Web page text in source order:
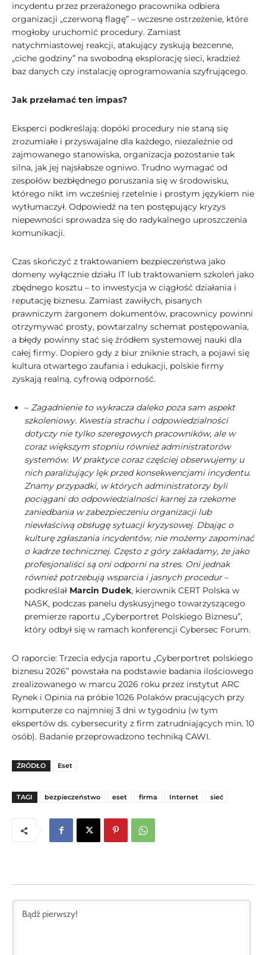
incydentu przez przerażonego pracownika odbiera
organizacji „czerwoną flagę” – wczesne ostrzeżenie, które
mogłoby uruchomić procedury. Zamiast
natychmiastowej reakcji, atakujący zyskują bezcenne,
„ciche godziny” na swobodną eksplorację sieci, kradzież
baz danych czy instalację oprogramowania szyfrującego.
Jak przełamać ten impas?
Eksperci podkreślają: dopóki procedury nie staną się
zrozumiałe i przyswajalne dla każdego, niezależnie od
zajmowanego stanowiska, organizacja pozostanie tak
silna, jak jej najsłabsze ogniwo. Trudno wymagać od
zespołów bezbłędnego poruszania się w środowisku,
którego nikt im wcześniej rzetelnie i prostym językiem nie
wytłumaczył. Odpowiedź na ten postępujący kryzys
niepewności sprowadza się do radykalnego uproszczenia
komunikacji.
Czas skończyć z traktowaniem bezpieczeństwa jako
domeny wyłącznie działu IT lub traktowaniem szkoleń jako
zbędnego kosztu – to inwestycja w ciągłość działania i
reputację biznesu. Zamiast zawiłych, pisanych
prawniczym żargonem dokumentów, pracownicy powinni
otrzymywać prosty, powtarzalny schemat postępowania,
a błędy powinny stać się źródłem systemowej nauki dla
całej firmy. Dopiero gdy z biur zniknie strach, a pojawi się
kultura otwartego zaufania i edukacji, polskie firmy
zyskają realną, cyfrową odporność.
– Zagadnienie to wykracza daleko poza sam aspekt
szkoleniowy. Kwestia strachu i odpowiedzialności
dotyczy nie tylko szeregowych pracowników, ale w
coraz większym stopniu również administratorów
systemów. W praktyce coraz częściej obserwujemy u
nich paraliżujący lęk przed konsekwencjami incydentu.
Znamy przypadki, w których administratorzy byli
pociągani do odpowiedzialności karnej za rzekome
zaniedbania w zabezpieczeniu organizacji lub
niewłaściwą obsługę sytuacji kryzysowej. Dbając o
kulturę zgłaszania incydentów, nie możemy zapominać
o kadrze technicznej. Często z góry zakładamy, że jako
profesjonaliści są oni odporni na stres. Oni jednak
również potrzebują wsparcia i jasnych procedur–
podkreślał Marcin Dudek, kierownik CERT Polska w
NASK, podczas panelu dyskusyjnego towarzyszącego
premierze raportu „Cyberportret Polskiego Biznesu”,
który odbył się w ramach konferencji Cybersec Forum.
O raporcie: Trzecia edycja raportu „Cyberportret polskiego
biznesu 2026” powstała na podstawie badania ilościowego
zrealizowanego w marcu 2026 roku przez instytut ARC
Rynek i Opinia na próbie 1026 Polaków pracujących przy
komputerze co najmniej 3 dni w tygodniu (w tym
ekspertów ds. cybersecurity z firm zatrudniających min. 10
osób). Badanie przeprowadzono techniką CAWI.
ŹRÓDŁO Eset
TAGI bezpieczeństwo eset firma Internet sieć